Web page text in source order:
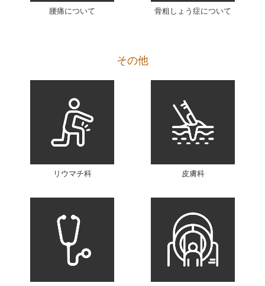
腰痛について 骨粗しょう症について
その他
リウマチ科 皮膚科